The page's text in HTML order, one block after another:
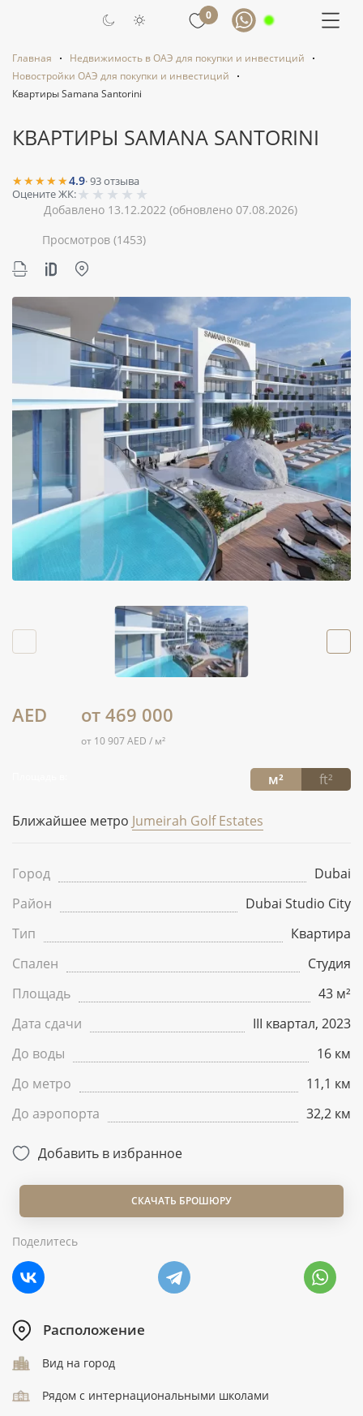
0
Главная
Недвижимость в ОАЭ для покупки и инвестиций
Новостройки ОАЭ для покупки и инвестиций
Квартиры Samana Santorini
КВАРТИРЫ SAMANA SANTORINI
★★★★★4.9·93отзыва
Оцените ЖК:★ ★ ★ ★ ★
Добавлено 13.12.2022 (обновлено 07.08.2026)
Просмотров (1453)
AED от 469 000
от 10 907 AED / м²
м² ft²
Ближайшее метро Jumeirah Golf Estates
Город
Dubai
Район
Dubai Studio City
Тип
Квартира
Спален
Студия
Площадь
43 м²
Дата сдачи
III квартал, 2023
До воды
16 км
До метро
11,1 км
До аэропорта
32,2 км
Добавить в избранное
СКАЧАТЬ БРОШЮРУ
Поделитесь
Расположение
Вид на город
Рядом с интернациональными школами